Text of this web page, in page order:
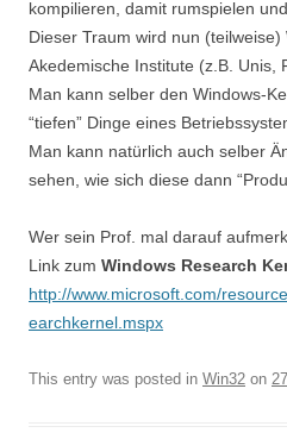
kompilieren, damit rumspielen
Dieser Traum wird nun
Akedemische Institute (z.B. Unis,
Man kann selber den Windows-
“tiefen” Dinge eines
Man kann natürlich auch selber
sehen, wie sich diese dann
Wer sein Prof. mal darauf
Link zum Windows Research
http://www.microsoft.com/
earchkernel.mspx
This entry was posted in Win32 on